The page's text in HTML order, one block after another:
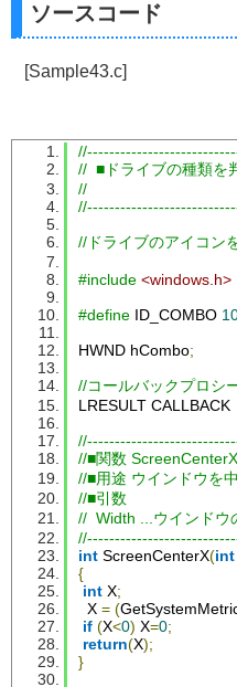
ソースコード
[Sample43.c]
//  ■ドライブの種類を
//
//ドライブのアイコン
#include <windows.h>
#define ID_COMBO
HWND hCombo;
//コールバックプロシ
LRESULT CALLBACK
//■関数
//■用途 ウインドウを
//■引数
//  Width ...ウインドウ
int ScreenCenterX(int
{
int X;
  X
= (
if (X<0) X=0;
return(X);
}